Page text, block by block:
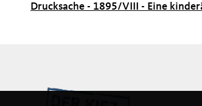
Drucksache - 1895/VIII - Eine